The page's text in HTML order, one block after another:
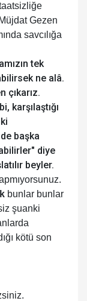
Gezen
savcılığa
tek
ne alâ.
çıkarız.
karşılaştığı
başka
diye
beyler.
bunlar bunlar
şuanki
kötü son